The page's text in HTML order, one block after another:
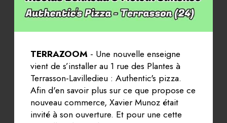
TERRAZOOM - Une nouvelle enseigne
vient de s’installer au 1 rue des Plantes à
Terrasson-Lavilledieu : Authentic's pizza.
Afin d'en savoir plus sur ce que propose ce
nouveau commerce, Xavier Munoz était
invité à son ouverture. Et pour une cette